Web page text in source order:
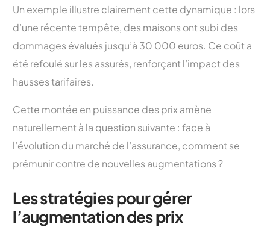
Un exemple illustre clairement cette dynamique : lors
d’une récente tempête, des maisons ont subi des
dommages évalués jusqu’à 30 000 euros. Ce coût a
été refoulé sur les assurés, renforçant l’impact des
hausses tarifaires.
Cette montée en puissance des prix amène
naturellement à la question suivante : face à
l’évolution du marché de l’assurance, comment se
prémunir contre de nouvelles augmentations ?
Les stratégies pour gérer
l’augmentation des prix